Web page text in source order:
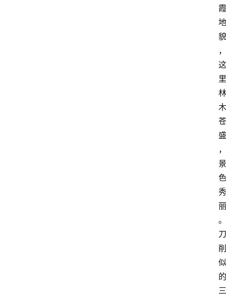
霞
地
貌
，
这
里
林
木
苍
盛
，
景
色
秀
丽
。
刀
削
似
的
三